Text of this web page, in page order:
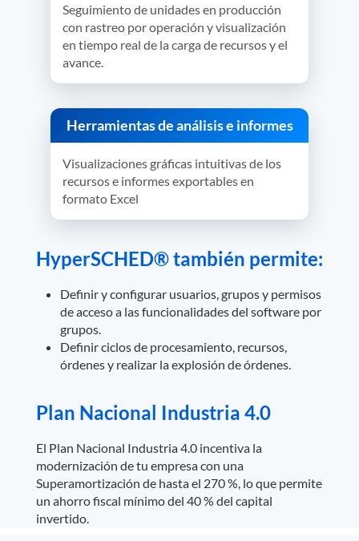
Seguimiento de unidades en producción
con rastreo por operación y visualización
en tiempo real de la carga de recursos y el
avance.
Herramientas de análisis e informes
Visualizaciones gráficas intuitivas de los
recursos e informes exportables en
formato Excel
HyperSCHED® también permite:
Definir y configurar usuarios, grupos y permisos
de acceso a las funcionalidades del software por
grupos.
Definir ciclos de procesamiento, recursos,
órdenes y realizar la explosión de órdenes.
Plan Nacional Industria 4.0
El Plan Nacional Industria 4.0 incentiva la
modernización de tu empresa con una
Superamortización de hasta el 270 %, lo que permite
un ahorro fiscal mínimo del 40 % del capital
invertido.